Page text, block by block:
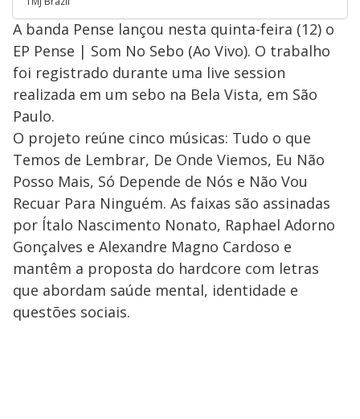
A banda Pense lançou nesta quinta-feira (12) o
EP Pense | Som No Sebo (Ao Vivo). O trabalho
foi registrado durante uma live session
realizada em um sebo na Bela Vista, em São
Paulo.
O projeto reúne cinco músicas: Tudo o que
Temos de Lembrar, De Onde Viemos, Eu Não
Posso Mais, Só Depende de Nós e Não Vou
Recuar Para Ninguém. As faixas são assinadas
por Ítalo Nascimento Nonato, Raphael Adorno
Gonçalves e Alexandre Magno Cardoso e
mantêm a proposta do hardcore com letras
que abordam saúde mental, identidade e
questões sociais.